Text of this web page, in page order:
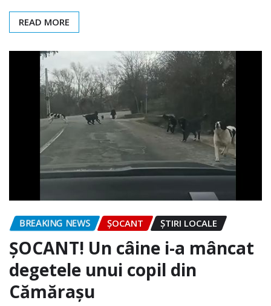
READ MORE
BREAKING NEWS ȘOCANT ȘTIRI LOCALE
ȘOCANT! Un câine i-a mâncat
degetele unui copil din
Cămărașu